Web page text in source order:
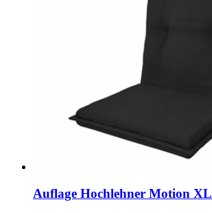
Auflage Hochlehner Motion XL